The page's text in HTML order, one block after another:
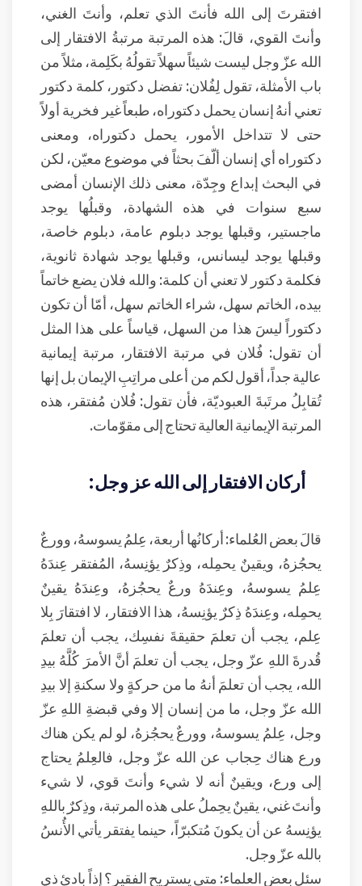
افتقرتَ إلى الله فأنتَ الذي تعلم، وأنتَ الغني،
وأنتَ القوي، قالَ: هذه المرتبة مرتبةُ الافتقار إلى
الله عزّ وجل ليست شيئاً سهلاً تقولُهُ بكَلِمة، مثلاً من
باب الأمثلة، تقول لِفُلان: تفضل دكتور، كلمة دكتور
تعني أنهُ إنسان يحمل دكتوراه، طبعاً غير فخرية أولاً
حتى لا تتداخل الأمور، يحمل دكتوراه، ومعنى
دكتوراه أي إنسان ألّفَ بحثاً في موضوع معيّن، لكن
في البحث إبداع وجِدّة، معنى ذلك الإنسان أمضى
سبع سنوات في هذه الشهادة، وقبلُها يوجد
ماجستير، وقبلها يوجد دبلوم عامة، دبلوم خاصة،
وقبلها يوجد ليسانس، وقبلها يوجد شهادة ثانوية،
فكلمة دكتور لا تعني أن كلمة: والله فلان يضع خاتماً
بيده، الخاتم سهل، شراء الخاتم سهل، أمّا أن تكون
دكتوراً ليسَ هذا من السهل، قياساً على هذا المثل
أن تقول: فُلان في مرتبة الافتقار، مرتبة إيمانية
عالية جداً، أقول لكم من أعلى مراتِبِ الإيمان بل إنها
تُقابِلُ مرتَبةَ العبوديّة، فأن تقول: فُلان مُفتقر، هذه
المرتبة الإيمانية العالية تحتاج إلى مقوّمات.
أركان الافتقار إلى الله عز وجل:
قالَ بعض العُلماء: أركانُها أربعة، عِلمُ يسوسهُ، وورعٌ
يحجُزهُ، ويقينٌ يحمِله، وذِكرٌ يؤنِسهُ، المُفتقر عِندَهُ
عِلمُ يسوسهُ، وعِندَهُ ورعٌ يحجُزهُ، وعِندَهُ يقينٌ
يحمِله، وعِندَهُ ذِكرٌ يؤنِسهُ، هذا الافتقار، لا افتقارَ بِلا
عِلم، يجب أن تعلمَ حقيقةَ نفسِك، يجب أن تعلمَ
قُدرةَ اللهِ عزّ وجل، يجب أن تعلمَ أنَّ الأمرَ كُلَّهُ بيدِ
الله، يجب أن تعلمَ أنهُ ما من حركةٍ ولا سكنةِ إلا بيدِ
الله عزّ وجل، ما من إنسان إلا وفي قبضةِ اللهِ عزّ
وجل، عِلمُ يسوسهُ، وورعٌ يحجُزهُ، لو لم يكن هناك
ورع هناك حِجاب عن الله عزّ وجل، فالعِلمُ يحتاج
إلى ورع، ويقينٌ أنه لا شيء وأنتَ قوي، لا شيء
وأنتَ غني، يقينٌ يحِملُ على هذه المرتبة، وذِكرٌ باللهِ
يؤنِسهُ عن أن يكونَ مُتكبرّاً، حينما يفتقر يأتي الأُنسُ
بالله عزّ وجل.
سئل بعض العلماء: متى يستريح الفقير؟ إذاً بادئ ذي